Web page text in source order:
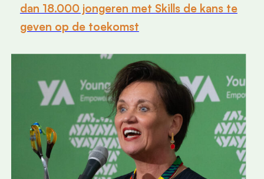
dan 18.000 jongeren met Skills de kans te
geven op de toekomst